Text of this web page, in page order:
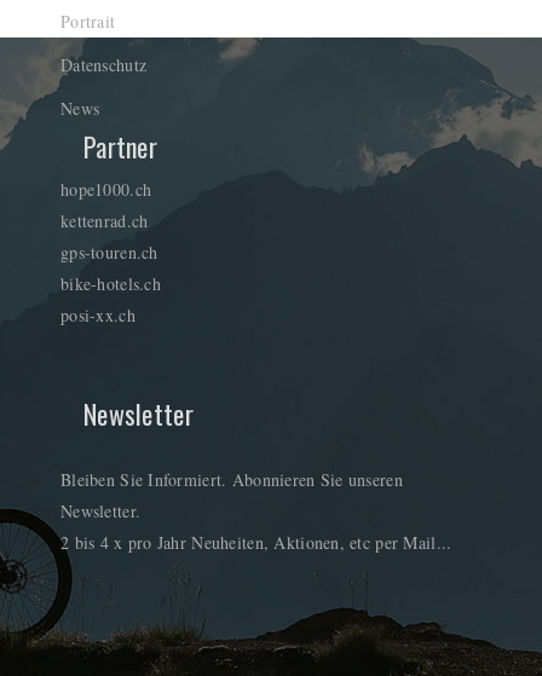
Portrait
Datenschutz
News
Partner
hope1000.ch
kettenrad.ch
gps-touren.ch
bike-hotels.ch
posi-xx.ch
Newsletter
Bleiben Sie Informiert. Abonnieren Sie unseren
Newsletter.
2 bis 4 x pro Jahr Neuheiten, Aktionen, etc per Mail...